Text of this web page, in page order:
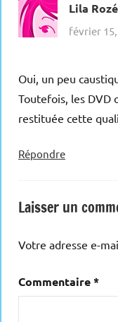
Lila Rozé
février 15,
Oui, un peu
Toutefois, les DVD
restituée cette
Répondre
Laisser un
Votre adresse e-
Commentaire*